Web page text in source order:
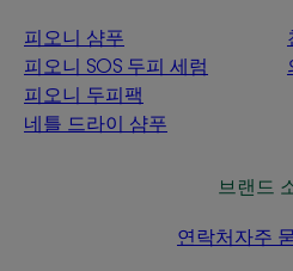
피오니 샴푸
피오니 SOS 두피 세럼
피오니 두피팩
네틀 드라이 샴푸
브랜드
연락처자주